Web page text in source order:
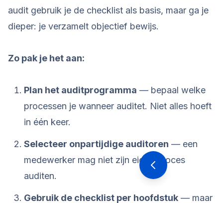
audit gebruik je de checklist als basis, maar ga je
dieper: je verzamelt objectief bewijs.
Zo pak je het aan:
Plan het auditprogramma — bepaal welke
processen je wanneer auditet. Niet alles hoeft
in één keer.
Selecteer onpartijdige auditoren — een
medewerker mag niet zijn eigen proces
auditen.
Gebruik de checklist per hoofdstuk — maar